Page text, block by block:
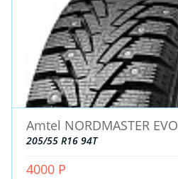
Amtel NORDMASTER EVO
205/55 R16 94T
4000 Р